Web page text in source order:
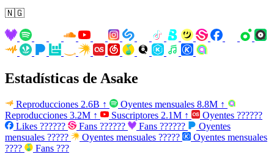
🇳🇬
Estadísticas de Asake
Reproducciones 2.6B ↑ Oyentes mensuales 8.8M ↑
Reproducciones 3.2M ↑ Suscriptores 2.1M ↑ Oyentes ??????
Likes ?????? Fans ?????? Fans ??????
Oyentes
mensuales ????? Oyentes mensuales ?????
Oyentes mensuales
????
Fans ???